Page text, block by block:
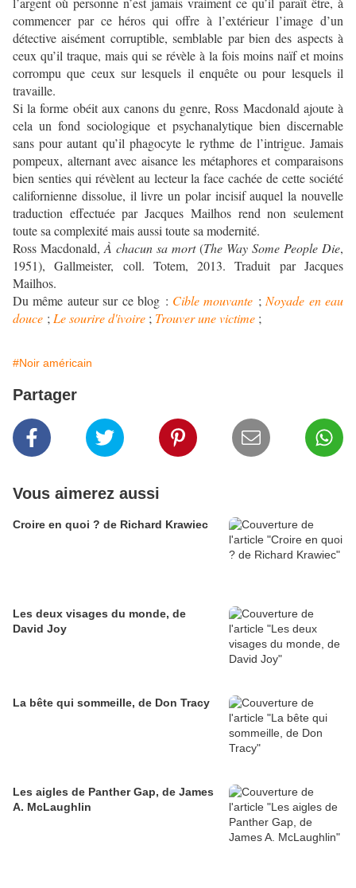
commencer par ce héros qui offre à l’extérieur l’image d’un
détective aisément corruptible, semblable par bien des aspects à
ceux qu’il traque, mais qui se révèle à la fois moins naïf et moins
corrompu que ceux sur lesquels il enquête ou pour lesquels il
travaille.
Si la forme obéit aux canons du genre, Ross Macdonald ajoute à
cela un fond sociologique et psychanalytique bien discernable
sans pour autant qu’il phagocyte le rythme de l’intrigue. Jamais
pompeux, alternant avec aisance les métaphores et comparaisons
bien senties qui révèlent au lecteur la face cachée de cette société
californienne dissolue, il livre un polar incisif auquel la nouvelle
traduction effectuée par Jacques Mailhos rend non seulement
toute sa complexité mais aussi toute sa modernité.
Ross Macdonald, À chacun sa mort(The Way Some People Die,
1951), Gallmeister, coll. Totem, 2013. Traduit par Jacques
Mailhos.
Du même auteur sur ce blog : Cible mouvante ; Noyade en eau
douce ; Le sourire d'ivoire ; Trouver une victime ;
#Noir américain
Partager
Vous aimerez aussi
Croire en quoi ? de Richard Krawiec
Les deux visages du monde, de
David Joy
La bête qui sommeille, de Don Tracy
Les aigles de Panther Gap, de James
A. McLaughlin